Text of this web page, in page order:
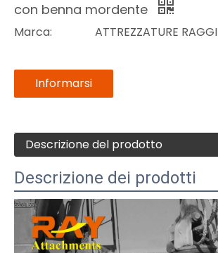
con benna mordente
Marca: ATTREZZATURE RAGGI
Informarsi
Descrizione del prodotto
Descrizione dei prodotti